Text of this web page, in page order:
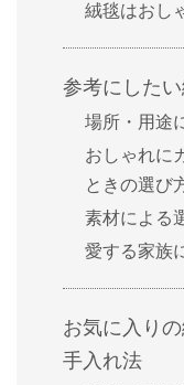
絨毯はおし
参考にした
場所・用途
おしゃれに
ときの選び
素材による
愛する家族
お気に入り
手入れ法